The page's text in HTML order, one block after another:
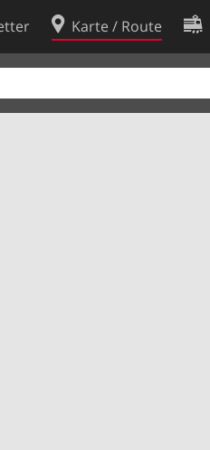
Karte / Route